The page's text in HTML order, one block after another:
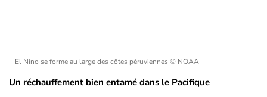
El Nino se forme au large des côtes péruviennes © NOAA
Un réchauffement bien entamé dans le Pacifique